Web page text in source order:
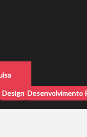
Design Desenvolvimento